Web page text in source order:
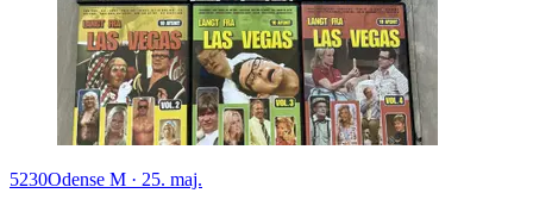
5230Odense M · 25. maj.